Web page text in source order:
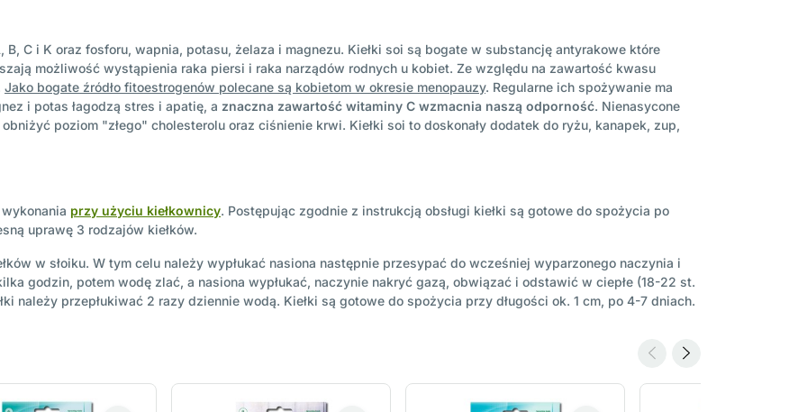
B, C i K oraz fosforu, wapnia, potasu, żelaza i magnezu. Kiełki soi są bogate w substancję antyrakowe które
możliwość wystąpienia raka piersi i raka narządów rodnych u kobiet. Ze względu na zawartość kwasu
Jako bogate źródło fitoestrogenów polecane są kobietom w okresie menopauzy. Regularne ich spożywanie ma
i potas łagodzą stres i apatię, a znaczna zawartość witaminy C wzmacnia naszą odporność. Nienasycone
poziom "złego" cholesterolu oraz ciśnienie krwi. Kiełki soi to doskonały dodatek do ryżu, kanapek, zup,
przy użyciu kiełkownicy. Postępując zgodnie z instrukcją obsługi kiełki są gotowe do spożycia po
uprawę 3 rodzajów kiełków.
w słoiku. W tym celu należy wypłukać nasiona następnie przesypać do wcześniej wyparzonego naczynia i
godzin, potem wodę zlać, a nasiona wypłukać, naczynie nakryć gazą, obwiązać i odstawić w ciepłe (18-22 st.
należy przepłukiwać 2 razy dziennie wodą. Kiełki są gotowe do spożycia przy długości ok. 1 cm, po 4-7 dniach.